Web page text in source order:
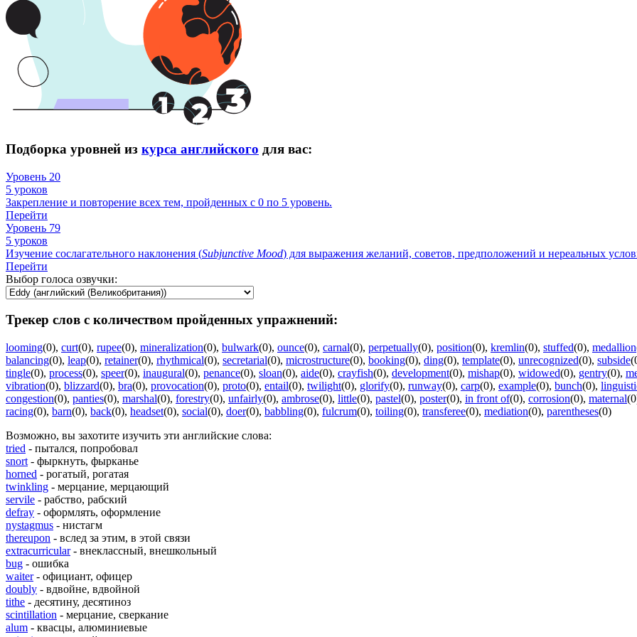
Подборка уровней из курса английского для вас:
Уровень 20
5 уроков
Закрепление и повторение всех тем, пройденных с 0 по 5 уровень.
Перейти
Уровень 79
5 уроков
Изучение сослагательного наклонения (Subjunctive Mood) для выражения желаний, советов, предположений и нереальных
Перейти
Выбор голоса озвучки:
Трекер слов с количеством пройденных упражнений:
looming(0), curt(0), rupee(0), mineralization(0), bulwark(0), ounce(0), carnal(0), perpetually(0), position(0), kremlin(0), stuffed(0), medallion
balancing(0), leap(0), retainer(0), rhythmical(0), secretarial(0), microstructure(0), booking(0), ding(0), template(0), unrecognized(0), subside
tingle(0), process(0), speer(0), inaugural(0), penance(0), sloan(0), aide(0), crayfish(0), development(0), mishap(0), widowed(0), gentry(0),
vibration(0), blizzard(0), bra(0), provocation(0), proto(0), entail(0), twilight(0), glorify(0), runway(0), carp(0), example(0), bunch(0),
congestion(0), panties(0), marshal(0), forestry(0), unfairly(0), ambrose(0), little(0), pastel(0), poster(0), in front of(0), corrosion(0), maternal
racing(0), barn(0), back(0), headset(0), social(0), doer(0), babbling(0), fulcrum(0), toiling(0), transferee(0), mediation(0), parentheses(0)
Возможно, вы захотите изучить эти английские слова:
tried - пытался, попробовал
snort - фыркнуть, фырканье
horned - рогатый, рогатая
twinkling - мерцание, мерцающий
servile - рабство, рабский
defray - оформлять, оформление
nystagmus - нистагм
thereupon - вслед за этим, в этой связи
extracurricular- внеклассный, внешкольный
bug - ошибка
waiter- официант, офицер
doubly - вдвойне, вдвойной
tithe - десятину, десятиноз
scintillation - мерцание, сверкание
alum - квасцы, алюминиевые